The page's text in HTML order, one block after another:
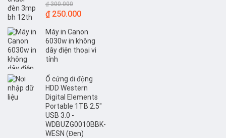
₫300.000
Giá
là:
₫ 300.000.
₫250.000Giá
tại
là:
₫ 250.000.
Máy in Canon
6030w in không
dây điện thoại vi
tính
Ổ cứng di động
HDD Western
Digital Elements
Portable 1TB 2.5"
USB 3.0 -
WDBUZG0010BBK-
WESN (Đen)